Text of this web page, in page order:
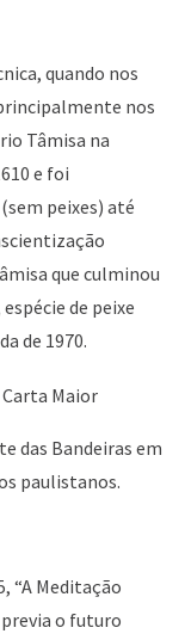
quando nos
nos
Tâmisa na
e foi
peixes) até
que culminou
de peixe
de 1970.
das Bandeiras em
paulistanos.
“A Meditação
o futuro